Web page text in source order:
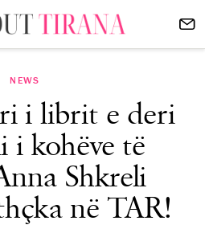
NEWS
i librit e deri
i kohëve të
Shkreli
në TAR!